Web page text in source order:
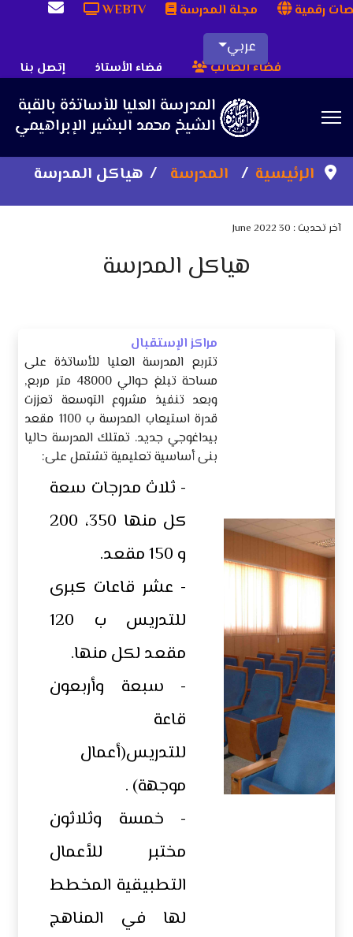
رقمية مجلة المدرسة WEBTV
عربي
إتصل بنا فضاء الأستاذ فضاء الطالب
الرئيسية المدرسة هياكل المدرسة
آخر تحديث : 30 June 2022
هياكل المدرسة
مراكز الإستقبال
تتربع المدرسة العليا للأساتذة على
مساحة تبلغ حوالي 48000 متر مربع,
وبعد تنفيذ مشروع التوسعة تعززت
قدرة استيعاب المدرسة ب 1100 مقعد
بيداغوجي جديد. تمتلك المدرسة حاليا
بنى أساسية تعليمية تشتمل على:
- ثلاث مدرجات سعة
كل منها 350، 200
و 150 مقعد.
- عشر قاعات كبرى
للتدريس ب 120
مقعد لكل منها.
- سبعة وأربعون
قاعة
للتدريس(أعمال
موجهة) .
- خمسة وثلاثون
مختبر للأعمال
التطبيقية المخطط
لها في المناهج